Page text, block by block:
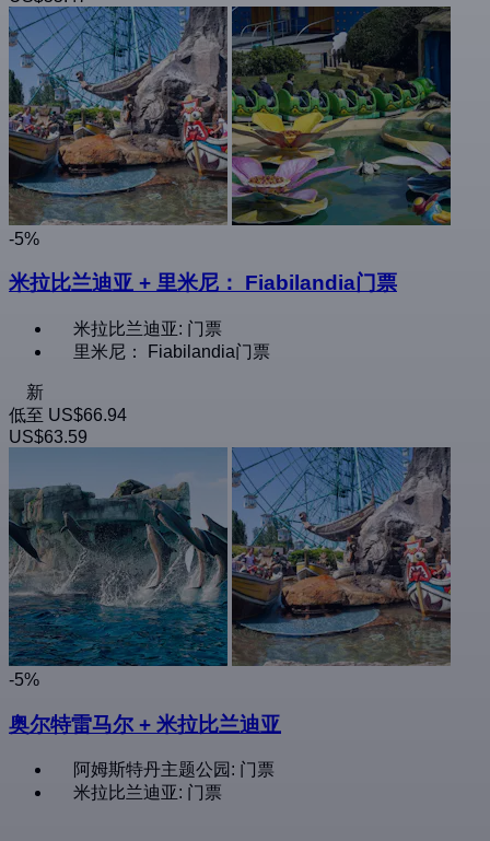
-5%
米拉比兰迪亚 + 里米尼： Fiabilandia门票
米拉比兰迪亚: 门票
里米尼： Fiabilandia门票
新
低至 US$66.94
US$63.59
-5%
奥尔特雷马尔 + 米拉比兰迪亚
阿姆斯特丹主题公园: 门票
米拉比兰迪亚: 门票